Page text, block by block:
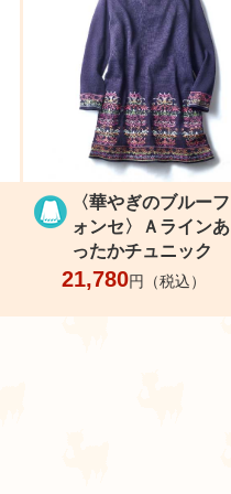
〈華やぎのブルーフ
ォンセ〉Ａラインあ
ったかチュニック
21,780円（税込）